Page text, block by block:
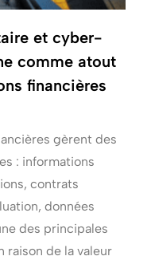
et cyber-
comme atout
financières
gèrent des
: informations
contrats
données
des principales
raison de la valeur